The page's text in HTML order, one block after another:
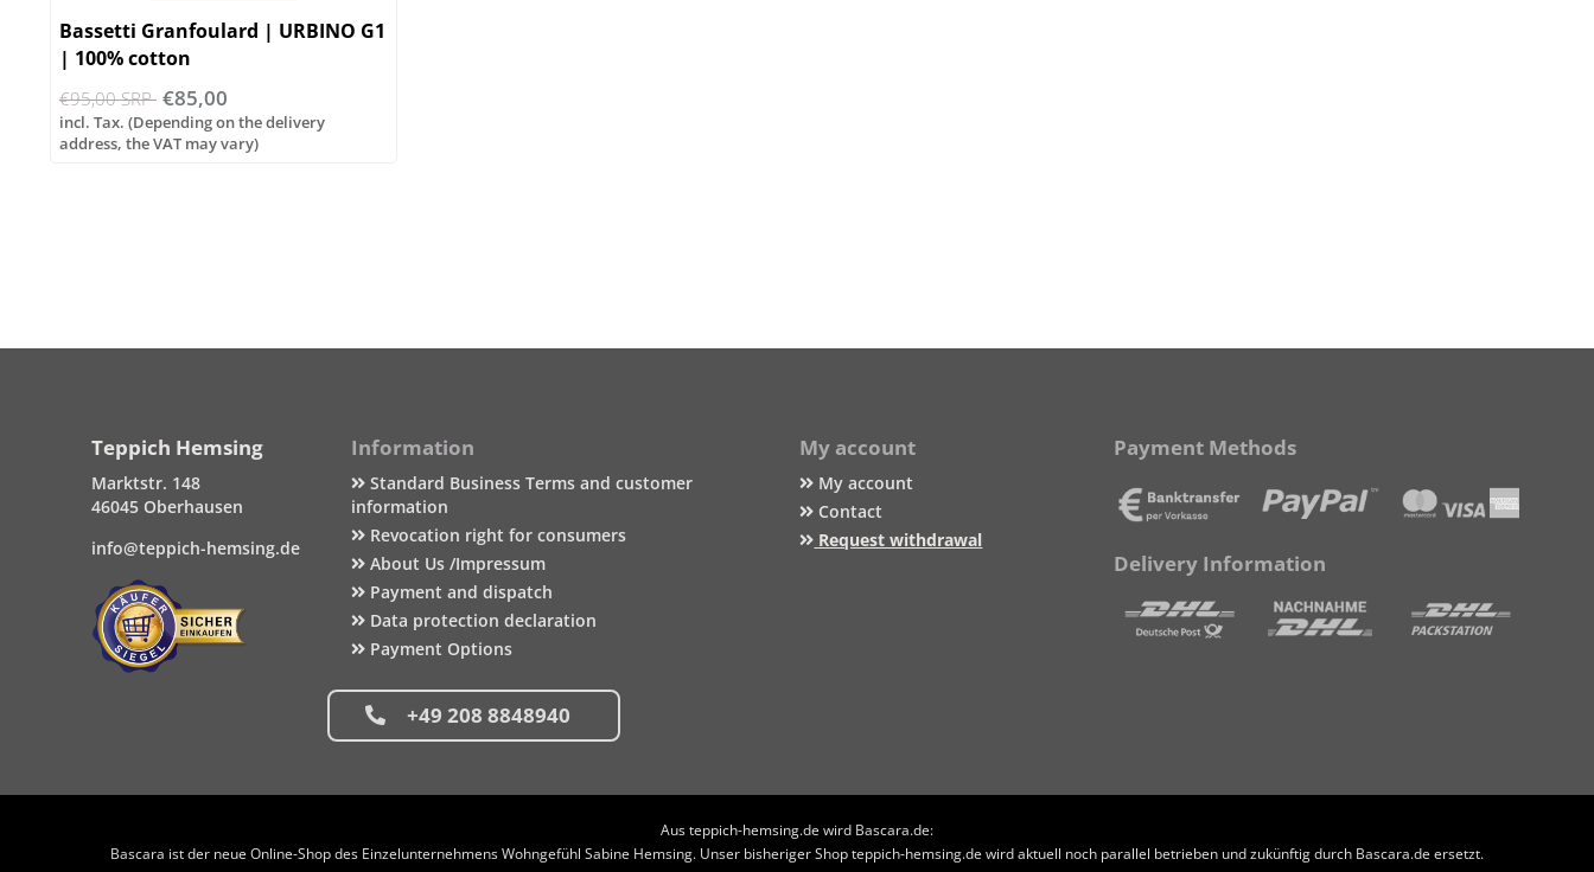
Bassetti Granfoulard | URBINO G1
| 100% cotton
€95,00 SRP €85,00
incl. Tax. (Depending on the delivery
address, the VAT may vary)
Teppich Hemsing
Marktstr. 148
46045 Oberhausen
info@teppich-hemsing.de
Information
Standard Business Terms and customer
information
Revocation right for consumers
About Us /Impressum
Payment and dispatch
Data protection declaration
Payment Options
+49 208 8848940
My account
My account
Contact
Request withdrawal
Payment Methods
Delivery Information
Aus teppich-hemsing.de wird Bascara.de:
Bascara ist der neue Online-Shop des Einzelunternehmens Wohngefühl Sabine Hemsing. Unser bisheriger Shop teppich-hemsing.de wird aktuell noch parallel betrieben und zukünftig durch Bascara.de ersetzt.